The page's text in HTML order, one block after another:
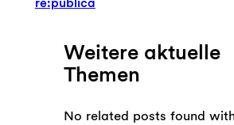
Weitere aktuelle
Themen
No related posts found